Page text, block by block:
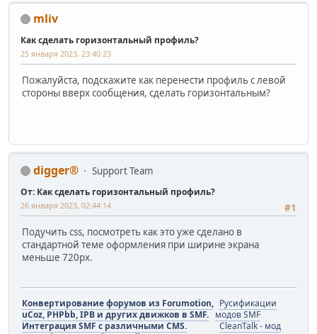
mliv
Как сделать горизонтальный профиль?
25 января 2023, 23:40:23
Пожалуйста, подскажите как перенести профиль с левой
стороны вверх сообщения, сделать горизонтальным?
digger® Support Team
От: Как сделать горизонтальный профиль?
#1
26 января 2023, 02:44:14
Подучить css, посмотреть как это уже сделано в
стандартной теме оформления при ширине экрана
меньше 720px.
Конвертирование форумов из Forumotion,
uCoz, PHPbb, IPB и других движков в SMF.
Интеграция SMF с различными CMS.
Русификации
модов SMF
CleanTalk - мод